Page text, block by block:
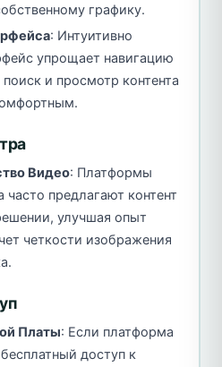
графику.
: Интуитивно
упрощает навигацию
и просмотр контента
Видео: Платформы
часто предлагают контент
улучшая опыт
четкости изображения
Платы: Если платформа
доступ к